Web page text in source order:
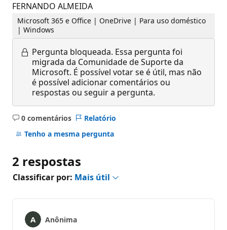
FERNANDO ALMEIDA
Microsoft 365 e Office | OneDrive | Para uso doméstico
| Windows
Pergunta bloqueada. Essa pergunta foi
migrada da Comunidade de Suporte da
Microsoft. É possível votar se é útil, mas não
é possível adicionar comentários ou
respostas ou seguir a pergunta.
0 comentários
Sem
comentários
Relatório
Tenho a mesma pergunta
2 respostas
Classificar por: Mais útil
Anônima